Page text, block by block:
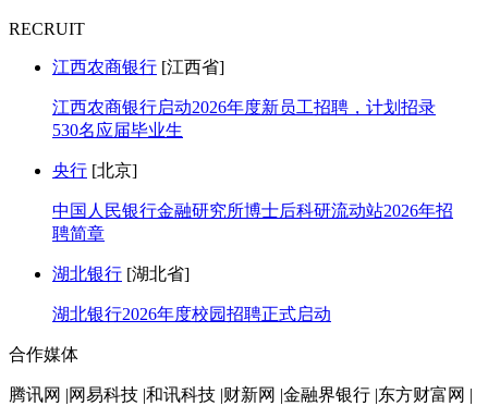
RECRUIT
江西农商银行 [江西省]
江西农商银行启动2026年度新员工招聘，计划招录
530名应届毕业生
央行 [北京]
中国人民银行金融研究所博士后科研流动站2026年招
聘简章
湖北银行 [湖北省]
湖北银行2026年度校园招聘正式启动
合作媒体
腾讯网 |网易科技 |和讯科技 |财新网 |金融界银行 |东方财富网 |